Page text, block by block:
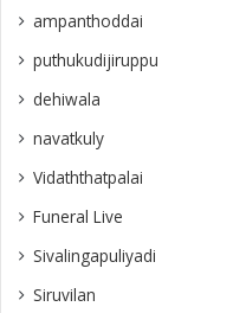
ampanthoddai
puthukudijiruppu
dehiwala
navatkuly
Vidaththatpalai
Funeral Live
Sivalingapuliyadi
Siruvilan